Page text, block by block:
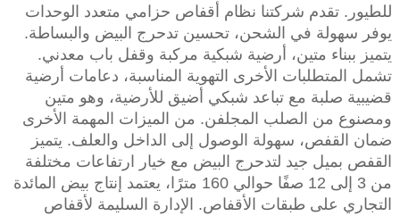
للطيور. تقدم شركتنا نظام أقفاص حزامي متعدد الوحدات
يوفر سهولة في الشحن، تحسين تدحرج البيض والبساطة.
يتميز ببناء متين، أرضية شبكية مركبة وقفل باب معدني.
تشمل المتطلبات الأخرى التهوية المناسبة، دعامات أرضية
قضيبية صلبة مع تباعد شبكي أضيق للأرضية، وهو متين
ومصنوع من الصلب المجلفن. من الميزات المهمة الأخرى
ضمان القفص، سهولة الوصول إلى الداخل والعلف. يتميز
القفص بميل جيد لتدحرج البيض مع خيار ارتفاعات مختلفة
من 3 إلى 12 صفًا حوالي 160 مترًا، يعتمد إنتاج بيض المائدة
التجاري على طبقات الأقفاص. الإدارة السليمة لأقفاص